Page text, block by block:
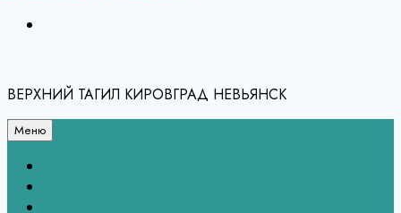
ВЕРХНИЙ ТАГИЛ КИРОВГРАД НЕВЬЯНСК
Меню